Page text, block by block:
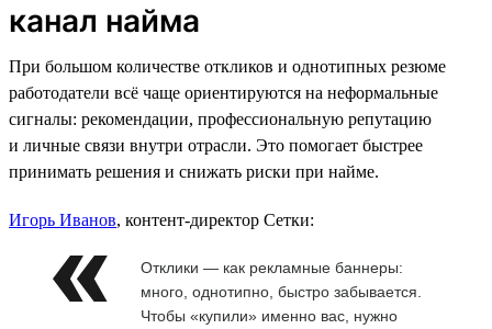
канал найма
При большом количестве откликов и однотипных резюме
работодатели всё чаще ориентируются на неформальные
сигналы: рекомендации, профессиональную репутацию
и личные связи внутри отрасли. Это помогает быстрее
принимать решения и снижать риски при найме.
Игорь Иванов, контент-директор Сетки:
Отклики — как рекламные баннеры:
много, однотипно, быстро забывается.
Чтобы «купили» именно вас, нужно